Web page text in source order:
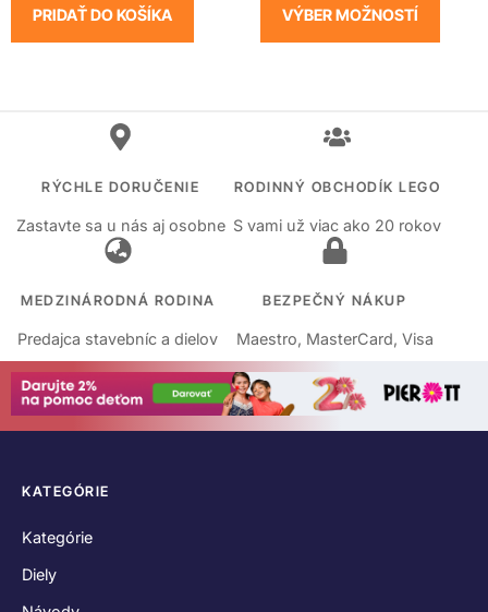
PRIDAŤ DO KOŠÍKA VÝBER MOŽNOSTÍ
RÝCHLE DORUČENIE
Zastavte sa u nás aj osobne
RODINNÝ OBCHODÍK LEGO
S vami už viac ako 20 rokov
MEDZINÁRODNÁ RODINA
Predajca stavebníc a dielov
BEZPEČNÝ NÁKUP
Maestro, MasterCard, Visa
KATEGÓRIE
Kategórie
Diely